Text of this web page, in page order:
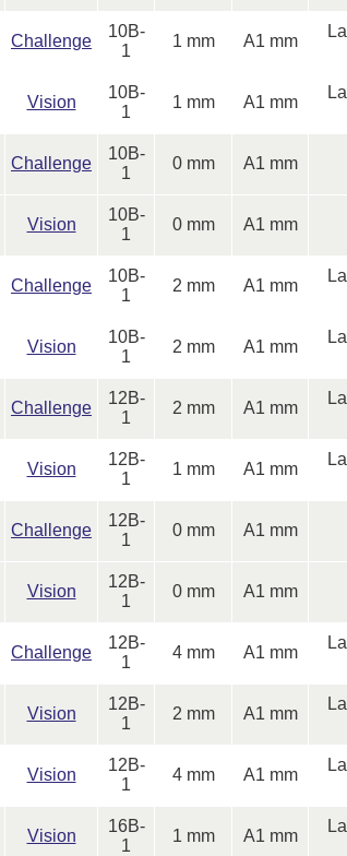
Challenge
10B-
1
1 mm A1 mm
Vision
10B-
1
1 mm A1 mm
Challenge
10B-
1
0 mm A1 mm
Vision
10B-
1
0 mm A1 mm
Challenge
10B-
1
2 mm A1 mm
Vision
10B-
1
2 mm A1 mm
Challenge
12B-
1
2 mm A1 mm
Vision
12B-
1
1 mm A1 mm
Challenge
12B-
1
0 mm A1 mm
Vision
12B-
1
0 mm A1 mm
Challenge
12B-
1
4 mm A1 mm
Vision
12B-
1
2 mm A1 mm
Vision
12B-
1
4 mm A1 mm
Vision
16B-
1
1 mm A1 mm